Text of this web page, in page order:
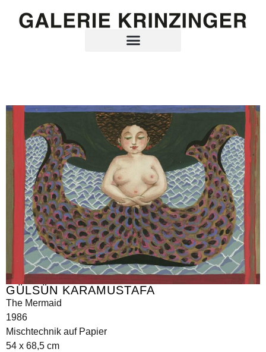
GÜLSÜN KARAMUSTAFA
The Mermaid
1986
Mischtechnik auf Papier
54 x 68,5 cm